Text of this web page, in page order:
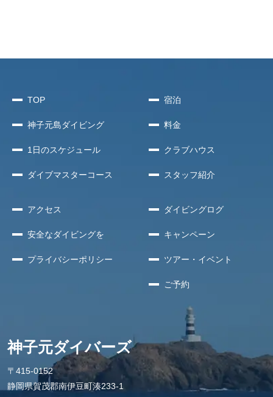
TOP
神子元島ダイビング
1日のスケジュール
ダイブマスターコース
宿泊
料金
クラブハウス
スタッフ紹介
アクセス
安全なダイビングを
プライバシーポリシー
ダイビングログ
キャンペーン
ツアー・イベント
ご予約
神子元ダイバーズ
〒415-0152
静岡県賀茂郡南伊豆町湊233-1